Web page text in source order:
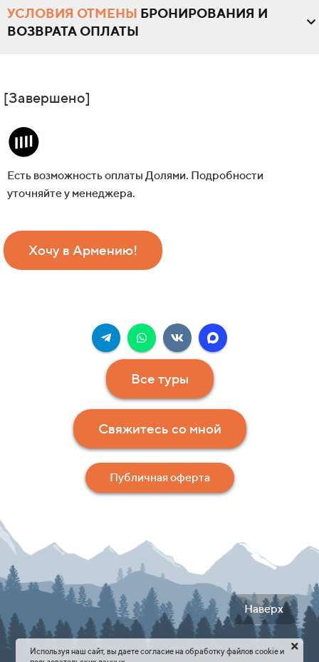
УСЛОВИЯ ОТМЕНЫ БРОНИРОВАНИЯ И
ВОЗВРАТА ОПЛАТЫ
[Завершено]
Есть возможность оплаты Долями. Подробности
уточняйте у менеджера.
Хочу в Армению!
Все туры
Свяжитесь со мной
Публичная оферта
Наверх
Используя наш сайт, вы даете согласие на обработку файлов cookie и